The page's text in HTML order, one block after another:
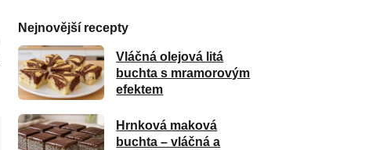
Nejnovější recepty
Vláčná olejová litá
buchta s mramorovým
efektem
Hrnková maková
buchta – vláčná a